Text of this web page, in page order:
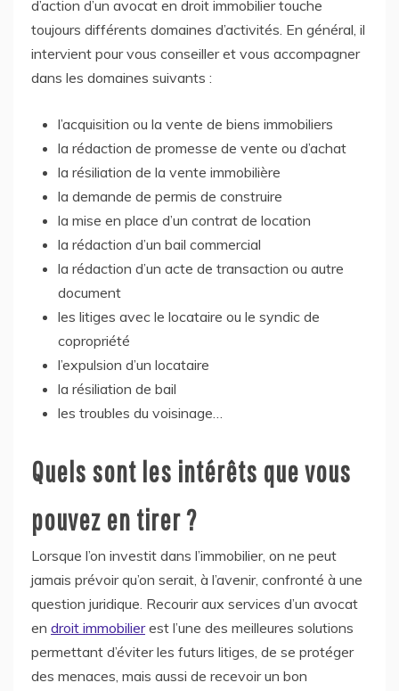
d’action d’un avocat en droit immobilier touche
toujours différents domaines d’activités. En général, il
intervient pour vous conseiller et vous accompagner
dans les domaines suivants :
l’acquisition ou la vente de biens immobiliers
la rédaction de promesse de vente ou d’achat
la résiliation de la vente immobilière
la demande de permis de construire
la mise en place d’un contrat de location
la rédaction d’un bail commercial
la rédaction d’un acte de transaction ou autre
document
les litiges avec le locataire ou le syndic de
copropriété
l’expulsion d’un locataire
la résiliation de bail
les troubles du voisinage…
Quels sont les intérêts que vous
pouvez en tirer ?
Lorsque l’on investit dans l’immobilier, on ne peut
jamais prévoir qu’on serait, à l’avenir, confronté à une
question juridique. Recourir aux services d’un avocat
en droit immobilierest l’une des meilleures solutions
permettant d’éviter les futurs litiges, de se protéger
des menaces, mais aussi de recevoir un bon